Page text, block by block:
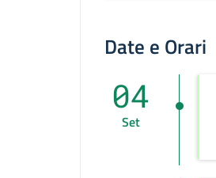
Date e Orari
04
Set